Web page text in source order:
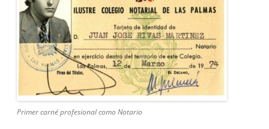
Primer carné profesional como Notario